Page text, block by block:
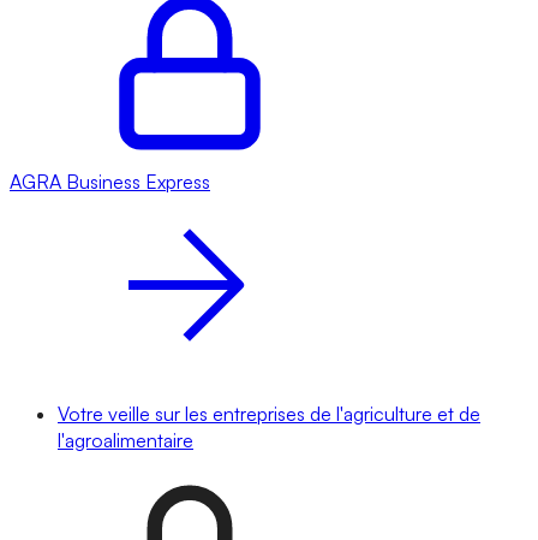
AGRA Business Express
Votre veille sur les entreprises de l'agriculture et de
l'agroalimentaire